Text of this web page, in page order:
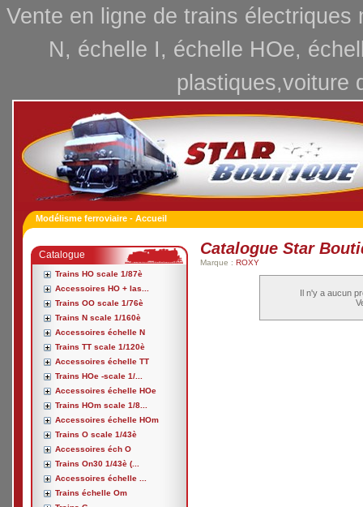
Vente en ligne de trains
N, échelle I, échelle HOe,
plastiques,voiture
Modélisme ferroviaire - Accueil
Catalogue
Trains HO scale 1/87è
Accessoires HO + las...
Trains OO scale 1/76è
Trains N scale 1/160è
Accessoires échelle N
Trains TT scale 1/120è
Accessoires échelle TT
Trains HOe -scale 1/...
Accessoires échelle HOe
Trains HOm scale 1/8...
Accessoires échelle HOm
Trains O scale 1/43è
Accessoires éch O
Trains On30 1/43è (...
Accessoires échelle ...
Trains échelle Om
Catalogue Star
Marque : ROXY
Il n'y a aucun